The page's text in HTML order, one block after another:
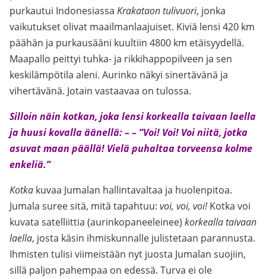
purkautui Indonesiassa Krakataon tulivuori, jonka
vaikutukset olivat maailmanlaajuiset. Kiviä lensi 420 km
päähän ja purkausääni kuultiin 4800 km etäisyydellä.
Maapallo peittyi tuhka- ja rikkihappopilveen ja sen
keskilämpötila aleni. Aurinko näkyi sinertävänä ja
vihertävänä. Jotain vastaavaa on tulossa.
Silloin näin kotkan, joka lensi korkealla taivaan laella
ja huusi kovalla äänellä: – – ”Voi! Voi! Voi niitä, jotka
asuvat maan päällä! Vielä puhaltaa torveensa kolme
enkeliä.”
Kotka kuvaa Jumalan hallintavaltaa ja huolenpitoa.
Jumala suree sitä, mitä tapahtuu: voi, voi, voi!Kotka voi
kuvata satelliittia (aurinkopaneeleinee) korkealla taivaan
laella, josta käsin ihmiskunnalle julistetaan parannusta.
Ihmisten tulisi viimeistään nyt juosta Jumalan suojiin,
sillä paljon pahempaa on edessä. Turva ei ole